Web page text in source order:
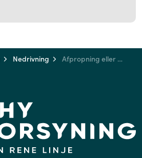
Nedrivning Afpropning eller sløjfning vand